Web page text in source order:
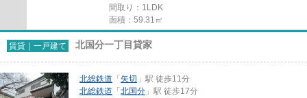
間取り：1LDK
面積：59.31㎡
賃貸｜一戸建て 北国分一丁目貸家
北総鉄道 「 矢切 」駅 徒歩11分
北総鉄道 「 北国分 」駅 徒歩17分